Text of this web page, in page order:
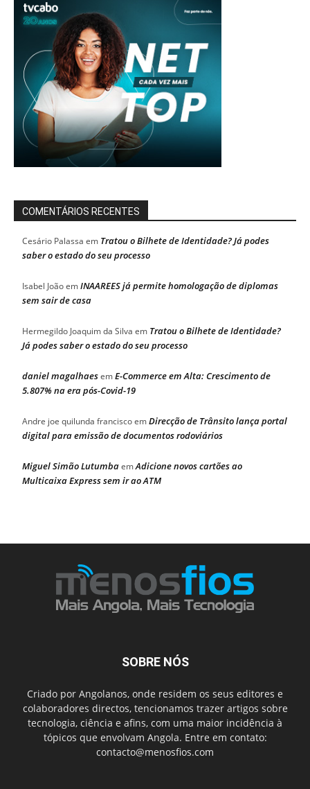
COMENTÁRIOS RECENTES
Cesário Palassa em Tratou o Bilhete de Identidade? Já podes
saber o estado do seu processo
Isabel JoãoemINAAREES já permite homologação de diplomas
sem sair de casa
Hermegildo Joaquim da Silva em Tratou o Bilhete de Identidade?
Já podes saber o estado do seu processo
daniel magalhaesemE-Commerce em Alta: Crescimento de
5.807% na era pós-Covid-19
Andre joe quilunda franciscoemDirecção de Trânsito lança portal
digital para emissão de documentos rodoviários
Miguel Simão LutumbaemAdicione novos cartões ao
Multicaixa Express sem ir ao ATM
SOBRE NÓS
Criado por Angolanos, onde residem os seus editores e
colaboradores directos, tencionamos trazer artigos sobre
tecnologia, ciência e afins, com uma maior incidência à
tópicos que envolvam Angola. Entre em contato:
contacto@menosfios.com